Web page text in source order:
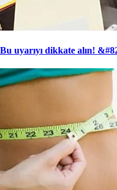
Bu uyarıyı dikkate alın!